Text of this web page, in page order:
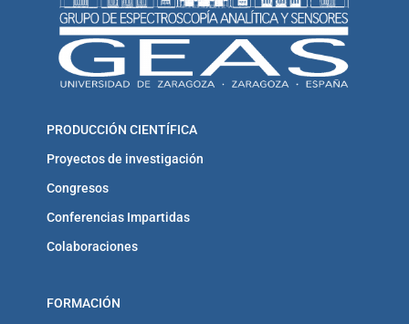
PRODUCCIÓN CIENTÍFICA
Proyectos de investigación
Congresos
Conferencias Impartidas
Colaboraciones
FORMACIÓN